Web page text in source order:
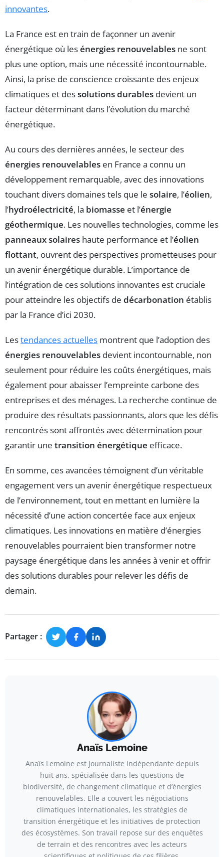
innovantes.
La France est en train de façonner un avenir
énergétique où lesénergies renouvelables ne sont
plus une option, mais une nécessité incontournable.
Ainsi, la prise de conscience croissante des enjeux
climatiques et dessolutions durables devient un
facteur déterminant dans l’évolution du marché
énergétique.
Au cours des dernières années, le secteur des
énergies renouvelables en France a connu un
développement remarquable, avec des innovations
touchant divers domaines tels que le solaire, l’éolien,
l’hydroélectricité, la biomasse et l’énergie
géothermique. Les nouvelles technologies, comme les
panneaux solaires haute performance et l’éolien
flottant, ouvrent des perspectives prometteuses pour
un avenir énergétique durable. L’importance de
l’intégration de ces solutions innovantes est cruciale
pour atteindre les objectifs de décarbonation établis
par la France d’ici 2030.
Lestendances actuelles montrent que l’adoption des
énergies renouvelables devient incontournable, non
seulement pour réduire les coûts énergétiques, mais
également pour abaisser l’empreinte carbone des
entreprises et des ménages. La recherche continue de
produire des résultats passionnants, alors que les défis
rencontrés sont affrontés avec détermination pour
garantir une transition énergétique efficace.
En somme, ces avancées témoignent d’un véritable
engagement vers un avenir énergétique respectueux
de l’environnement, tout en mettant en lumière la
nécessité d’une action concertée face aux enjeux
climatiques. Les innovations en matière d’énergies
renouvelables pourraient bien transformer notre
paysage énergétique dans les années à venir et offrir
des solutions durables pour relever les défis de
demain.
Partager :
Anaïs Lemoine
Anaïs Lemoine est journaliste indépendante depuis
huit ans, spécialisée dans les questions de
biodiversité, de changement climatique et d’énergies
renouvelables. Elle a couvert les négociations
climatiques internationales, les stratégies de
transition énergétique et les initiatives de protection
des écosystèmes. Son travail repose sur des enquêtes
de terrain et des rencontres avec les acteurs